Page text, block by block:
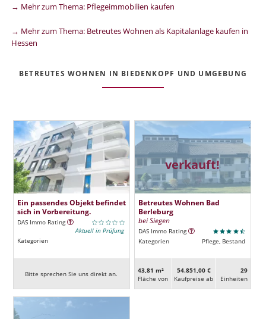
→ Mehr zum Thema: Pflegeimmobilien kaufen
→ Mehr zum Thema: Betreutes Wohnen als Kapitalanlage kaufen in
Hessen
BETREUTES WOHNEN IN BIEDENKOPF UND UMGEBUNG
Ein passendes Objekt befindet
sich in Vorbereitung.
DAS Immo Rating
Aktuell in Prüfung
Kategorien
Bitte sprechen Sie uns direkt an.
verkauft!
Betreutes Wohnen Bad
Berleburg
bei Siegen
DAS Immo Rating
Kategorien
Pflege, Bestand
43,81 m²
Fläche von
54.851,00 €
Kaufpreise ab
29
Ein­heiten